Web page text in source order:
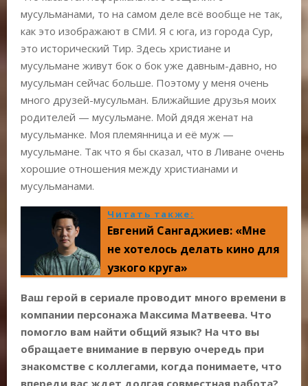
мусульманами, то на самом деле всё вообще не так,
как это изображают в СМИ. Я с юга, из города Сур,
это исторический Тир. Здесь христиане и
мусульмане живут бок о бок уже давным-давно, но
мусульман сейчас больше. Поэтому у меня очень
много друзей-мусульман. Ближайшие друзья моих
родителей — мусульмане. Мой дядя женат на
мусульманке. Моя племянница и её муж —
мусульмане. Так что я бы сказал, что в Ливане очень
хорошие отношения между христианами и
мусульманами.
Читать также:
Евгений Сангаджиев: «Мне
не хотелось делать кино для
узкого круга»
Ваш герой в сериале проводит много времени в
компании персонажа Максима Матвеева. Что
помогло вам найти общий язык? На что вы
обращаете внимание в первую очередь при
знакомстве с коллегами, когда понимаете, что
впереди вас ждет долгая совместная работа?